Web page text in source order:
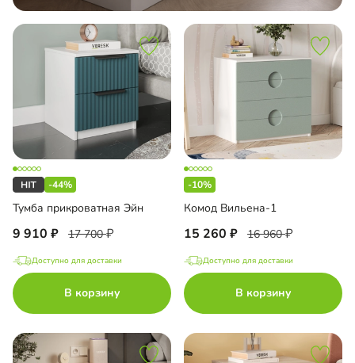
-44%
Тумба прикроватная Эйн
9 910 17 700
Доступно для доставки
В корзину
-10%
Комод Вильена-1
15 260 16 960
Доступно для доставки
В корзину